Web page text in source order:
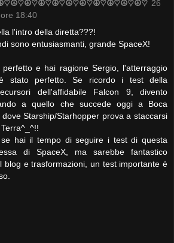
26
18:40
l'intro della diretta???!
sono entusiasmanti, grande SpaceX!
e hai ragione Sergio, l'atterraggio
stato perfetto. Se ricordo i test della
dell'affidabile Falcon 9, divento
a quello che succede oggi a Boca
dove Starship/Starhopper prova a staccarsi
hai il tempo di seguire i test di questa
di SpaceX, ma sarebbe fantastico
blog e trasformazioni, un test importante è